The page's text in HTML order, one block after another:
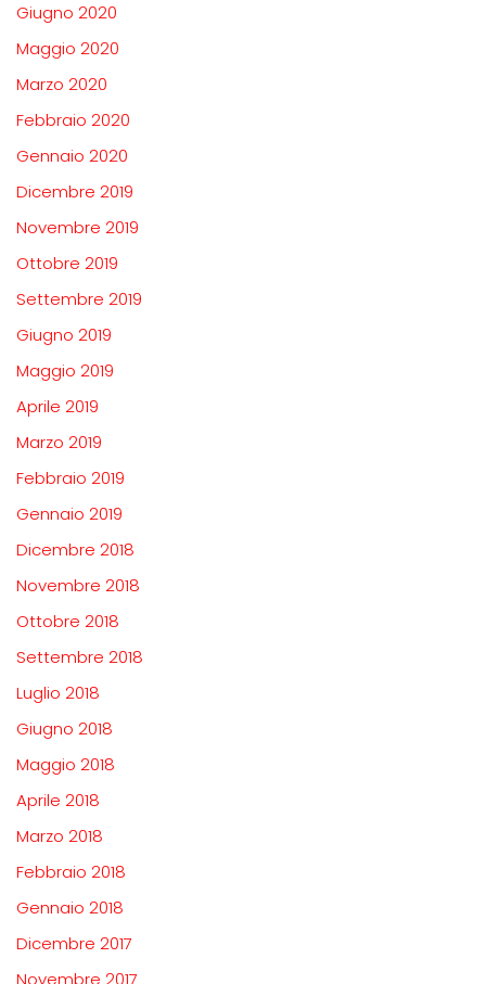
Giugno 2020
Maggio 2020
Marzo 2020
Febbraio 2020
Gennaio 2020
Dicembre 2019
Novembre 2019
Ottobre 2019
Settembre 2019
Giugno 2019
Maggio 2019
Aprile 2019
Marzo 2019
Febbraio 2019
Gennaio 2019
Dicembre 2018
Novembre 2018
Ottobre 2018
Settembre 2018
Luglio 2018
Giugno 2018
Maggio 2018
Aprile 2018
Marzo 2018
Febbraio 2018
Gennaio 2018
Dicembre 2017
Novembre 2017